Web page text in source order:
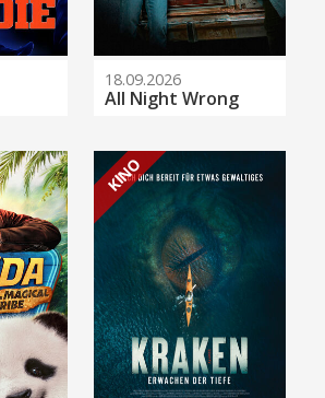
18.09.2026
All Night Wrong
KINO